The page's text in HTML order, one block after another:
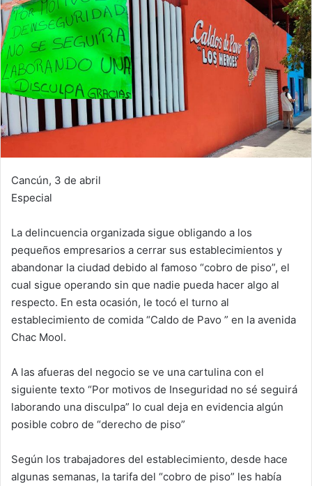
Cancún, 3 de abril
Especial
La delincuencia organizada sigue obligando a los
pequeños empresarios a cerrar sus establecimientos y
abandonar la ciudad debido al famoso “cobro de piso”, el
cual sigue operando sin que nadie pueda hacer algo al
respecto. En esta ocasión, le tocó el turno al
establecimiento de comida “Caldo de Pavo ” en la avenida
Chac Mool.
A las afueras del negocio se ve una cartulina con el
siguiente texto “Por motivos de Inseguridad no sé seguirá
laborando una disculpa” lo cual deja en evidencia algún
posible cobro de “derecho de piso”
Según los trabajadores del establecimiento, desde hace
algunas semanas, la tarifa del “cobro de piso” les había